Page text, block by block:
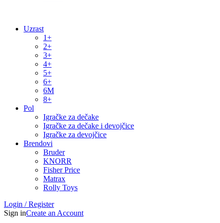
Uzrast
1+
2+
3+
4+
5+
6+
6M
8+
Pol
Igračke za dečake
Igračke za dečake i devojčice
Igračke za devojčice
Brendovi
Bruder
KNORR
Fisher Price
Matrax
Rolly Toys
Login / Register
Sign inCreate an Account